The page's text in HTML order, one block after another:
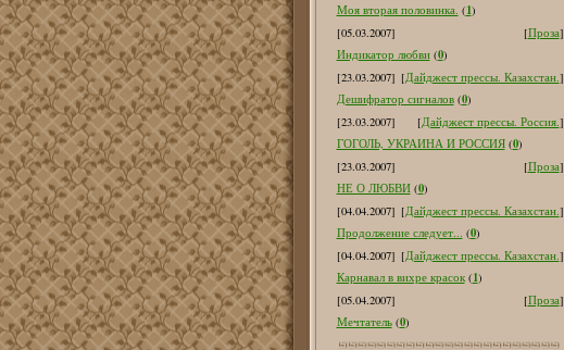
Моя вторая половинка. (1)
[05.03.2007]
[Проза]
Индикатор любви (0)
[23.03.2007] [Дайджест прессы. Казахстан.]
Дешифратор сигналов (0)
[23.03.2007]
[Дайджест прессы. Россия.]
ГОГОЛЬ, УКРАИНА И РОССИЯ (0)
[23.03.2007]
[Проза]
НЕ О ЛЮБВИ (0)
[04.04.2007] [Дайджест прессы. Казахстан.]
Продолжение следует... (0)
[04.04.2007] [Дайджест прессы. Казахстан.]
Карнавал в вихре красок (1)
[05.04.2007]
[Проза]
Мечтатель (0)